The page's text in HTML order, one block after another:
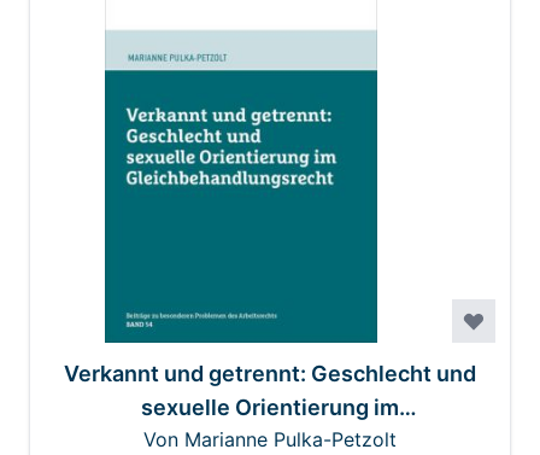
Verkannt und getrennt: Geschlecht und
sexuelle Orientierung im
Gleichbehandlungsrecht
Von Marianne Pulka-Petzolt